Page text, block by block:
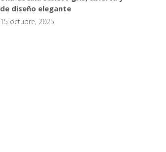
de diseño elegante
15 octubre, 2025